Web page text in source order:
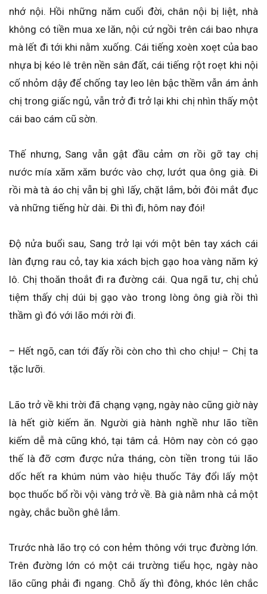
nhớ nội. Hồi những năm cuối đời, chân nội bị liệt, nhà
không có tiền mua xe lăn, nội cứ ngồi trên cái bao nhựa
mà lết đi tới khi nằm xuống. Cái tiếng xoèn xoẹt của bao
nhựa bị kéo lê trên nền sân đất, cái tiếng rột roẹt khi nội
cố nhỏm dậy để chống tay leo lên bậc thềm vẫn ám ảnh
chị trong giấc ngủ, vẫn trở đi trở lại khi chị nhìn thấy một
cái bao cám cũ sờn.
Thế nhưng, Sang vẫn gật đầu cảm ơn rồi gỡ tay chị
nước mía xăm xăm bước vào chợ, lướt qua ông già. Đi
rồi mà tà áo chị vẫn bị ghì lấy, chặt lắm, bởi đôi mắt đục
và những tiếng hừ dài. Đi thì đi, hôm nay đói!
Độ nửa buổi sau, Sang trở lại với một bên tay xách cái
làn đựng rau cỏ, tay kia xách bịch gạo hoa vàng năm ký
lô. Chị thoăn thoắt đi ra đường cái. Qua ngã tư, chị chủ
tiệm thấy chị dúi bị gạo vào trong lòng ông già rồi thì
thầm gì đó với lão mới rời đi.
– Hết ngõ, can tới đấy rồi còn cho thì cho chịu! – Chị ta
tặc lưỡi.
Lão trở về khi trời đã chạng vạng, ngày nào cũng giờ này
là hết giờ kiếm ăn. Người già hành nghề như lão tiền
kiếm dễ mà cũng khó, tại tâm cả. Hôm nay còn có gạo
thế là đỡ cơm được nửa tháng, còn tiền trong túi lão
dốc hết ra khúm núm vào hiệu thuốc Tây đổi lấy một
bọc thuốc bổ rồi vội vàng trở về. Bà già nằm nhà cả một
ngày, chắc buồn ghê lắm.
Trước nhà lão trọ có con hẻm thông với trục đường lớn.
Trên đường lớn có một cái trường tiểu học, ngày nào
lão cũng phải đi ngang. Chỗ ấy thì đông, khóc lên chắc